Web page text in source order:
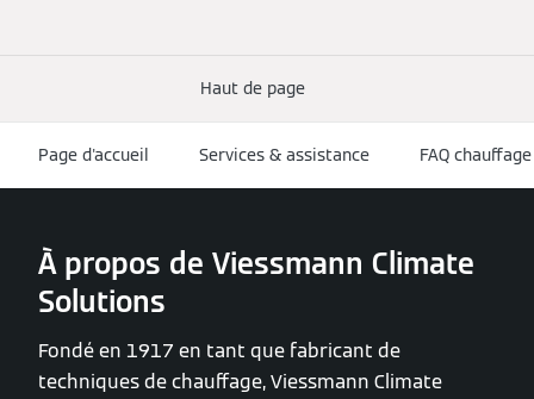
Haut de page
Page d'accueil Services & assistance FAQ chauffage
À propos de Viessmann Climate
Solutions
Fondé en 1917 en tant que fabricant de
techniques de chauffage, Viessmann Climate